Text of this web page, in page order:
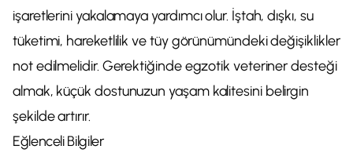
işaretlerini yakalamaya yardımcı olur. İştah, dışkı, su
tüketimi, hareketlilik ve tüy görünümündeki değişiklikler
not edilmelidir. Gerektiğinde egzotik veteriner desteği
almak, küçük dostunuzun yaşam kalitesini belirgin
şekilde artırır.
Eğlenceli Bilgiler